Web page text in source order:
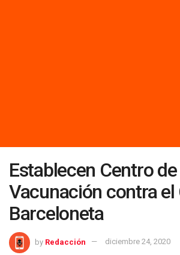
Establecen Centro de
Vacunación contra el
Barceloneta
by Redacción diciembre 24, 2020